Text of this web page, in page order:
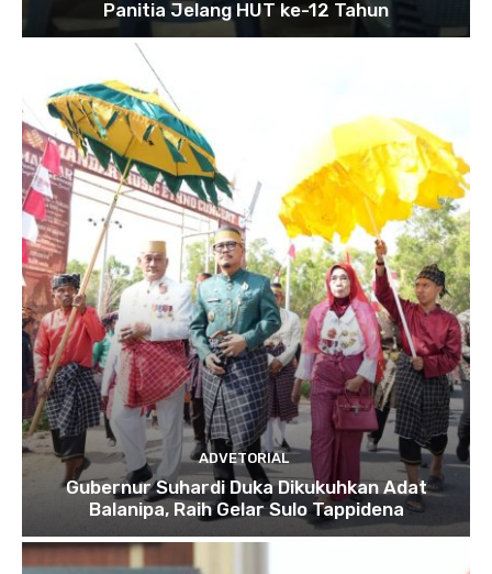
Panitia Jelang HUT ke-12 Tahun
ADVETORIAL
Gubernur Suhardi Duka Dikukuhkan Adat
Balanipa, Raih Gelar Sulo Tappidena